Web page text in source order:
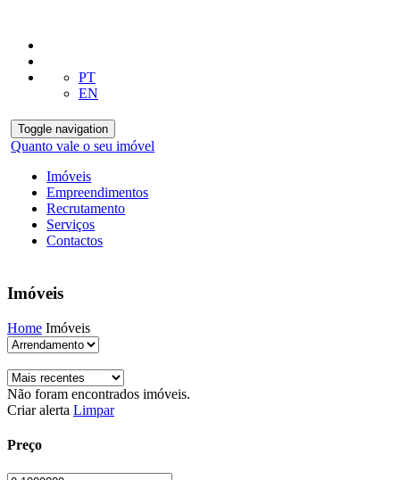
PT
EN
Toggle navigation
Quanto vale o seu imóvel
Imóveis
Empreendimentos
Recrutamento
Serviços
Contactos
Imóveis
Home Imóveis
Não foram encontrados imóveis.
Criar alerta Limpar
Preço